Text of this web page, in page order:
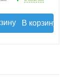
В корзину